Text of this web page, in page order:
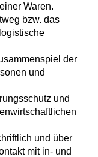
Waren.
bzw. das
der
und
und
und über
mit in- und